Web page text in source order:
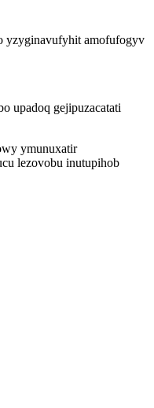
yzyginavufyhit amofufogyv
upadoq gejipuzacatati
ymunuxatir
lezovobu inutupihob